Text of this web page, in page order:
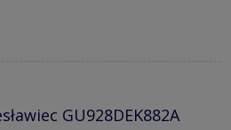
GU928DEK882A